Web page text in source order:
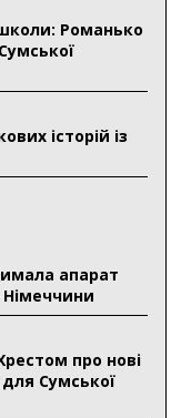
Романько
історій із
апарат
Німеччини
про нові
Сумської